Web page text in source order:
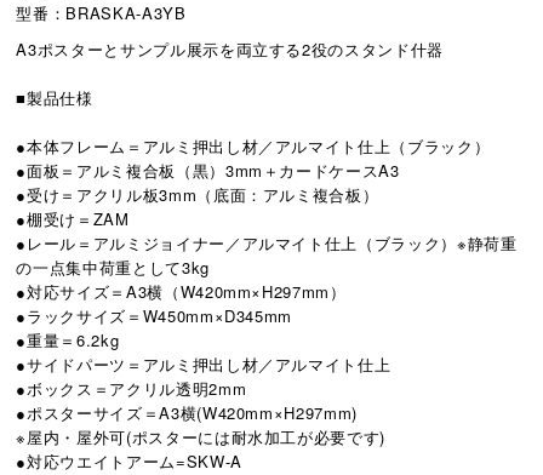
型番：BRASKA-A3YB
A3ポスターとサンプル展示を両立する2役のスタンド什器
■製品仕様
●本体フレーム＝アルミ押出し材／アルマイト仕上（ブラック）
●面板＝アルミ複合板（黒）3mm＋カードケースA3
●受け＝アクリル板3mm（底面：アルミ複合板）
●棚受け＝ZAM
●レール＝アルミジョイナー／アルマイト仕上（ブラック）※静荷重
の一点集中荷重として3kg
●対応サイズ＝A3横（W420mm×H297mm）
●ラックサイズ＝W450mm×D345mm
●重量＝6.2kg
●サイドパーツ＝アルミ押出し材／アルマイト仕上
●ボックス＝アクリル透明2mm
●ポスターサイズ＝A3横(W420mm×H297mm)
※屋内・屋外可(ポスターには耐水加工が必要です)
●対応ウエイトアーム=SKW-A